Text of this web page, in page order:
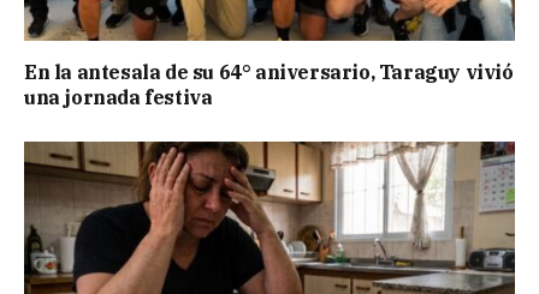
En la antesala de su 64° aniversario, Taraguy vivió
una jornada festiva